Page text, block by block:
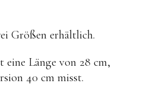
Größen erhältlich.
eine Länge von 28 cm,
40 cm misst.